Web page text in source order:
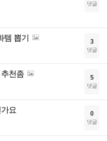
댓글
템 뽑기 3
댓글
천좀 5
댓글
요 0
댓글